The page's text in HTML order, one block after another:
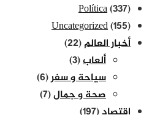
Política(337)
Uncategorized(155)
أخبار العالم(22)
ألعاب(3)
سياحة و سفر(6)
صحة و جمال(7)